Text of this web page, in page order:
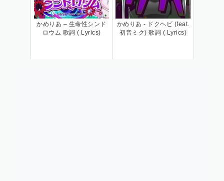
かめりあ – 生命性シンド
ロウム 歌詞 ( Lyrics)
かめりあ - ドクヘビ (feat.
初音ミク) 歌詞 ( Lyrics)